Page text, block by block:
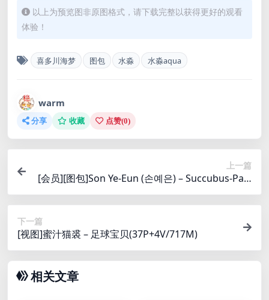
以上为预览图非原图格式，请下载完整以获得更好的观看
体验！
喜多川海梦 图包 水淼 水淼aqua
warm
分享 收藏 点赞(0)
上一篇
[会员][图包]Son Ye-Eun (손예은) – Succubus-Part
下一篇
[视图]蜜汁猫裘 – 足球宝贝(37P+4V/717M)
相关文章